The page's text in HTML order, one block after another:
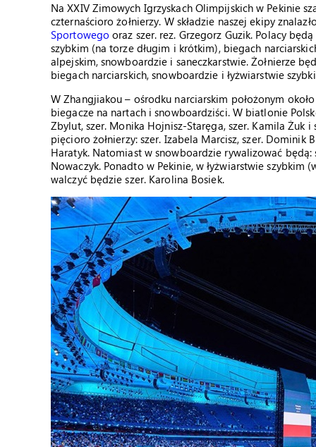
Na XXIV Zimowych Igrzyskach Olimpijskich w Pekinie
czternaścioro żołnierzy. W składzie naszej ekipy
Sportowego oraz szer. rez. Grzegorz Guzik. Polacy
szybkim (na torze długim i krótkim), biegach
alpejskim, snowboardzie i saneczkarstwie. Żołnierze
biegach narciarskich, snowboardzie i łyżwiarstwie
W Zhangjiakou – ośrodku narciarskim położonym
biegacze na nartach i snowboardziści. W biatlonie
Zbylut, szer. Monika Hojnisz-Staręga, szer. Kamila Żuk
pięcioro żołnierzy: szer. Izabela Marcisz, szer. Dominik
Haratyk. Natomiast w snowboardzie rywalizować będą:
Nowaczyk. Ponadto w Pekinie, w łyżwiarstwie
walczyć będzie szer. Karolina Bosiek.